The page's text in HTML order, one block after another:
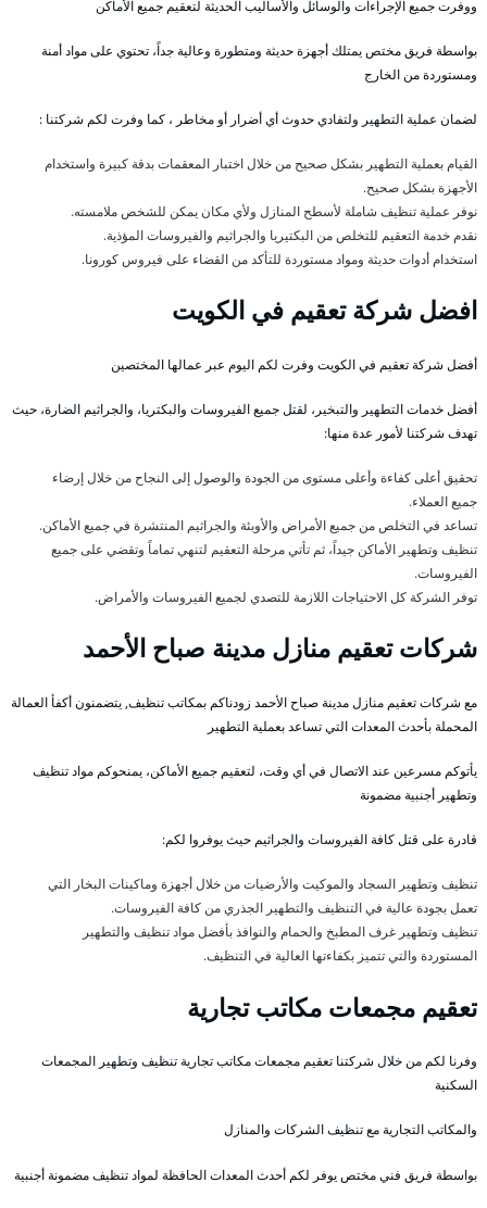
ووفرت جميع الإجراءات والوسائل والأساليب الحديثة لتعقيم جميع الأماكن
بواسطة فريق مختص يمتلك أجهزة حديثة ومتطورة وعالية جداً، تحتوي على مواد أمنة
ومستوردة من الخارج
لضمان عملية التطهير ولتفادي حدوث أي أضرار أو مخاطر ، كما وفرت لكم شركتنا :
القيام بعملية التطهير بشكل صحيح من خلال اختبار المعقمات بدقة كبيرة واستخدام
الأجهزة بشكل صحيح.
نوفر عملية تنظيف شاملة لأسطح المنازل ولأي مكان يمكن للشخص ملامسته.
نقدم خدمة التعقيم للتخلص من البكتيريا والجراثيم والفيروسات المؤذية.
استخدام أدوات حديثة ومواد مستوردة للتأكد من القضاء على فيروس كورونا.
افضل شركة تعقيم في الكويت
أفضل شركة تعقيم في الكويت وفرت لكم اليوم عبر عمالها المختصين
أفضل خدمات التطهير والتبخير، لقتل جميع الفيروسات والبكتريا، والجراثيم الضارة، حيث
تهدف شركتنا لأمور عدة منها:
تحقيق أعلى كفاءة وأعلى مستوى من الجودة والوصول إلى النجاح من خلال إرضاء
جميع العملاء.
تساعد في التخلص من جميع الأمراض والأوبئة والجراثيم المنتشرة في جميع الأماكن.
تنظيف وتطهير الأماكن جيداً، ثم تأتي مرحلة التعقيم لتنهي تماماً وتقضي على جميع
الفيروسات.
توفر الشركة كل الاحتياجات اللازمة للتصدي لجميع الفيروسات والأمراض.
شركات تعقيم منازل مدينة صباح الأحمد
مع شركات تعقيم منازل مدينة صباح الأحمد زودناكم بمكاتب تنظيف, يتضمنون أكفأ العمالة
المحملة بأحدث المعدات التي تساعد بعملية التطهير
يأتوكم مسرعين عند الاتصال في أي وقت، لتعقيم جميع الأماكن، يمنحوكم مواد تنظيف
وتطهير أجنبية مضمونة
قادرة على قتل كافة الفيروسات والجراثيم حيث يوفروا لكم:
تنظيف وتطهير السجاد والموكيت والأرضيات من خلال أجهزة وماكينات البخار التي
تعمل بجودة عالية في التنظيف والتطهير الجذري من كافة الفيروسات.
تنظيف وتطهير غرف المطبخ والحمام والنوافذ بأفضل مواد تنظيف والتطهير
المستوردة والتي تتميز بكفاءتها العالية في التنظيف.
تعقيم مجمعات مكاتب تجارية
وفرنا لكم من خلال شركتنا تعقيم مجمعات مكاتب تجارية تنظيف وتطهير المجمعات
السكنية
والمكاتب التجارية مع تنظيف الشركات والمنازل
بواسطة فريق فني مختص يوفر لكم أحدث المعدات الحافظة لمواد تنظيف مضمونة أجنبية